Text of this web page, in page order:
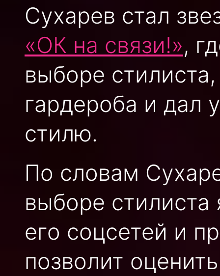
Сухарев стал
«ОК на связи!»,
выборе
гардероба и дал
стилю.
По словам
выборе стилиста
его соцсетей и
позволит